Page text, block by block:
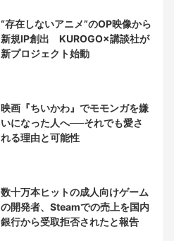
“存在しないアニメ”のOP映像から
新規IP創出 KUROGO×講談社が
新プロジェクト始動
映画『ちいかわ』でモモンガを嫌
いになった人へ──それでも愛さ
れる理由と可能性
数十万本ヒットの成人向けゲーム
の開発者、Steamでの売上を国内
銀行から受取拒否されたと報告